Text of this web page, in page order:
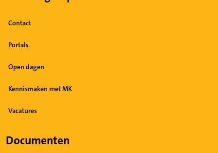
Contact
Portals
Open dagen
Kennismaken met MK
Vacatures
Documenten